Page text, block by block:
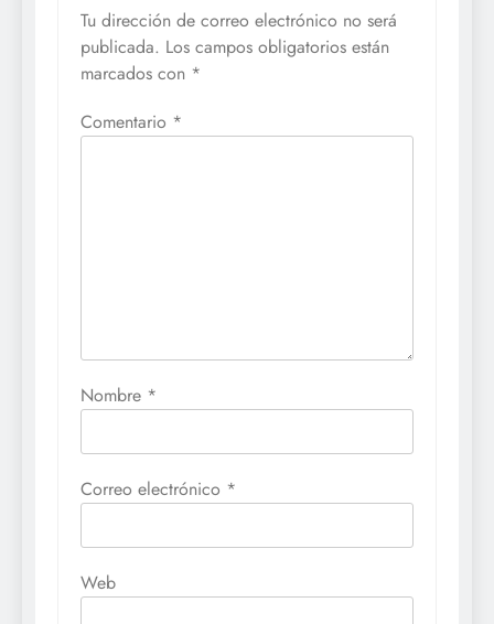
Tu dirección de correo electrónico no será
publicada. Los campos obligatorios están
marcados con *
Comentario *
Nombre *
Correo electrónico *
Web